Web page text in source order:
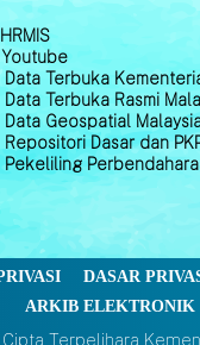
HRMIS
Youtube
Data Terbuka
Data Terbuka Rasmi
Data Geospatial
Repositori Dasar dan
Pekeliling
DASAR
ARKIB ELEKTRONIK
Cipta Terpelihara